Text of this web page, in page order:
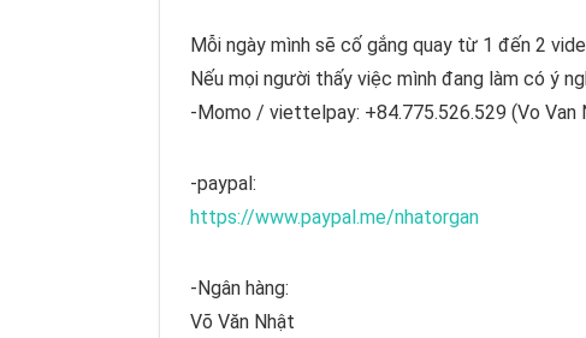
Mỗi ngày mình sẽ cố gắng quay từ 1 đến 2
Nếu mọi người thấy việc mình đang làm có ý
-Momo / viettelpay: +84.775.526.529 (Vo Van
-paypal:
https://www.paypal.me/nhatorgan
-Ngân hàng:
Võ Văn Nhật